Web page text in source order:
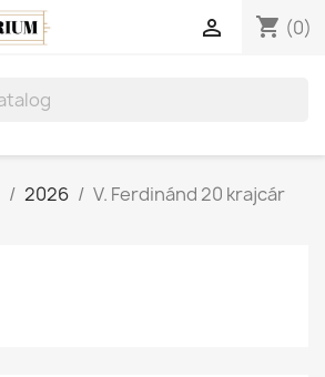
shopping_cart (0)

2026
V. Ferdinánd 20 krajcár